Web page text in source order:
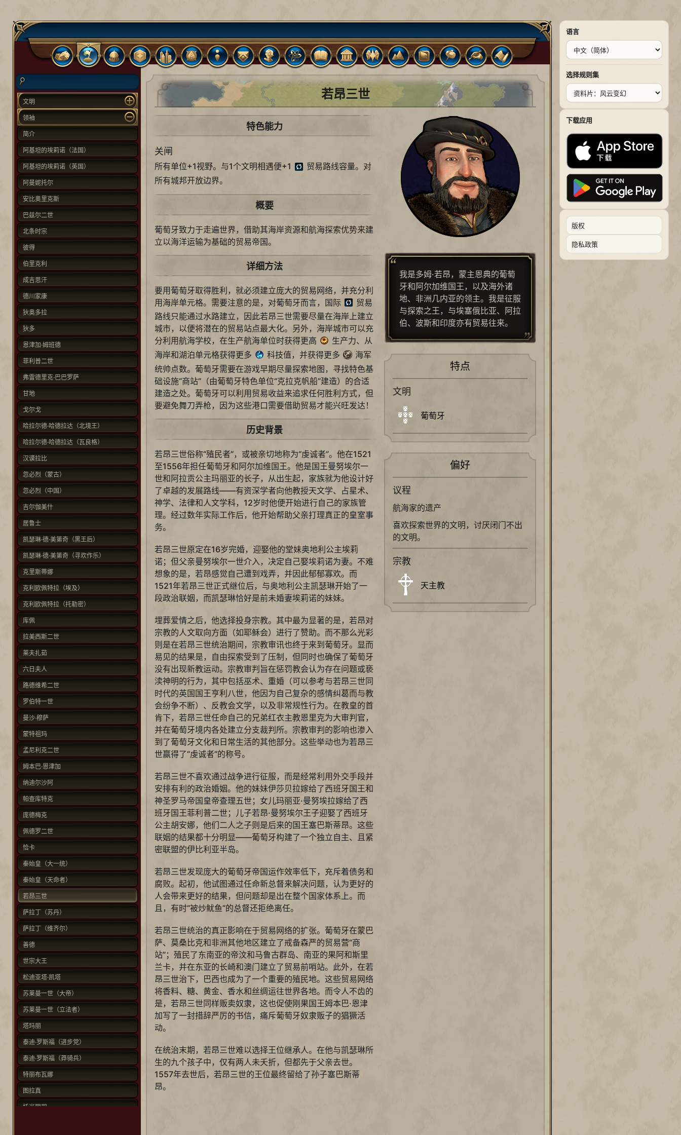
文明
领袖
简介
阿基坦的埃莉诺（法国）
阿基坦的埃莉诺（英国）
阿曼妮托尔
安比奥里克斯
巴兹尔二世
北条时宗
彼得
伯里克利
成吉思汗
德川家康
狄奥多拉
狄多
恩津加·姆班德
菲利普二世
弗雷德里克·巴巴罗萨
甘地
戈尔戈
哈拉尔德·哈德拉达（北境王）
哈拉尔德·哈德拉达（瓦良格）
汉谟拉比
忽必烈（蒙古）
忽必烈（中国）
吉尔伽美什
居鲁士
凯瑟琳·德·美第奇（黑王后）
凯瑟琳·德·美第奇（寻欢作乐）
克里斯蒂娜
克利欧佩特拉（埃及）
克利欧佩特拉（托勒密）
库佩
拉美西斯二世
莱夫扎茹
六日夫人
路德维希二世
罗伯特一世
曼沙·穆萨
蒙特祖玛
孟尼利克二世
姆本巴·恩津加
纳迪尔沙阿
帕查库特克
庞德梅克
佩德罗二世
恰卡
秦始皇（大一统）
秦始皇（天命者）
若昂三世
萨拉丁（苏丹）
萨拉丁（维齐尔）
善德
世宗大王
松迪亚塔·凯塔
苏莱曼一世（大帝）
苏莱曼一世（立法者）
塔玛丽
泰迪·罗斯福（进步党）
泰迪·罗斯福（莽骑兵）
特丽布瓦娜
图拉真
托米丽司
若昂三世
特色能力
关闸
所有单位+1视野。与1个文明相遇便+1
贸易路线容量。对
所有城邦开放边界。
概要
葡萄牙致力于走遍世界，借助其海岸资源和航海探索优势来建
立以海洋运输为基础的贸易帝国。
详细方法
要用葡萄牙取得胜利，就必须建立庞大的贸易网络，并充分利
用海岸单元格。需要注意的是，对葡萄牙而言，国际
贸易
路线只能通过水路建立，因此若昂三世需要尽量在海岸上建立
城市，以便将潜在的贸易站点最大化。另外，海岸城市可以充
分利用航海学校，在生产航海单位时获得更高
生产力、从
海岸和湖泊单元格获得更多
科技值，并获得更多
海军
统帅点数。葡萄牙需要在游戏早期尽量探索地图，寻找特色基
础设施“商站”（由葡萄牙特色单位“克拉克帆船”建造）的合适
建造之处。葡萄牙可以利用贸易收益来追求任何胜利方式，但
要避免舞刀弄枪，因为这些港口需要借助贸易才能兴旺发达！
历史背景
若昂三世俗称“殖民者”，或被亲切地称为“虔诚者”。他在1521
至1556年担任葡萄牙和阿尔加维国王。他是国王曼努埃尔一
世和阿拉贡公主玛丽亚的长子，从出生起，家族就为他设计好
了卓越的发展路线——有资深学者向他教授天文学、占星术、
神学、法律和人文学科，12岁时他便开始进行自己的家族管
理。经过数年实际工作后，他开始帮助父亲打理真正的皇室事
务。
若昂三世原定在16岁完婚，迎娶他的堂妹奥地利公主埃莉
诺；但父亲曼努埃尔一世介入，决定自己娶埃莉诺为妻。不难
想象的是，若昂感觉自己遭到戏弄，并因此郁郁寡欢。而
1521年若昂三世正式继位后，与奥地利公主凯瑟琳开始了一
段政治联姻，而凯瑟琳恰好是前未婚妻埃莉诺的妹妹。
埋葬爱情之后，他选择投身宗教。其中最为显著的是，若昂对
宗教的人文取向方面（如耶稣会）进行了赞助。而不那么光彩
则是在若昂三世统治期间，宗教审讯也终于来到葡萄牙。显而
易见的结果是，自由探索受到了压制，但同时也确保了葡萄牙
没有出现新教运动。宗教审判旨在惩罚教会认为存在问题或亵
渎神明的行为，其中包括巫术、重婚（可以参考与若昂三世同
时代的英国国王亨利八世，他因为自己复杂的感情纠葛而与教
会纷争不断）、反教会文学，以及非常规性行为。在教皇的首
肯下，若昂三世任命自己的兄弟红衣主教恩里克为大审判官，
并在葡萄牙境内各处建立分支裁判所。宗教审判的影响也渗入
到了葡萄牙文化和日常生活的其他部分。这些举动也为若昂三
世赢得了“虔诚者”的称号。
若昂三世不喜欢通过战争进行征服，而是经常利用外交手段并
安排有利的政治婚姻。他的妹妹伊莎贝拉嫁给了西班牙国王和
神圣罗马帝国皇帝查理五世；女儿玛丽亚·曼努埃拉嫁给了西
班牙国王菲利普二世；儿子若昂·曼努埃尔王子迎娶了西班牙
公主胡安娜，他们二人之子则是后来的国王塞巴斯蒂昂。这些
联姻的结果都十分明显——葡萄牙构建了一个独立自主、且紧
密联盟的伊比利亚半岛。
若昂三世发现庞大的葡萄牙帝国运作效率低下，充斥着债务和
腐败。起初，他试图通过任命新总督来解决问题，认为更好的
人会带来更好的结果，但问题却是出在整个国家体系上。而
且，有时“被炒鱿鱼”的总督还拒绝离任。
若昂三世统治的真正影响在于贸易网络的扩张。葡萄牙在蒙巴
萨、莫桑比克和非洲其他地区建立了戒备森严的贸易营“商
站”；殖民了东南亚的帝汶和马鲁古群岛、南亚的果阿和斯里
兰卡，并在东亚的长崎和澳门建立了贸易前哨站。此外，在若
昂三世治下，巴西也成为了一个重要的殖民地。这些贸易网络
将香料、糖、黄金、香水和丝绸运往世界各地。而令人不齿的
是，若昂三世同样贩卖奴隶，这也促使刚果国王姆本巴·恩津
加写了一封措辞严厉的书信，痛斥葡萄牙奴隶贩子的猖獗活
动。
在统治末期，若昂三世难以选择王位继承人。在他与凯瑟琳所
生的九个孩子中，仅有两人未夭折，但都先于父亲去世。
1557年去世后，若昂三世的王位最终留给了孙子塞巴斯蒂
昂。
我是多姆·若昂，蒙主恩典的葡萄
牙和阿尔加维国王，以及海外诸
地、非洲几内亚的领主。我是征服
与探索之王，与埃塞俄比亚、阿拉
伯、波斯和印度亦有贸易往来。
特点
文明
葡萄牙
偏好
议程
航海家的遗产
喜欢探索世界的文明，讨厌闭门不出
的文明。
宗教
天主教
语言
选择规则集
下载应用
版权
隐私政策